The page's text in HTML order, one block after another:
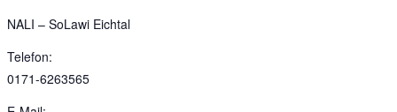
NALI – SoLawi Eichtal
Telefon:
0171-6263565